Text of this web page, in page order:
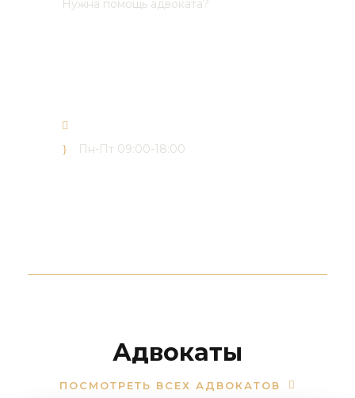
Нужна помощь адвоката?
Пн-Пт 09:00-18:00
Адвокаты
ПОСМОТРЕТЬ ВСЕХ АДВОКАТОВ